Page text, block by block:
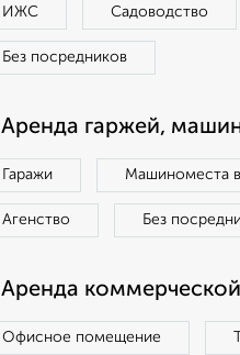
ИЖС Садоводство
Без посредников
Аренда гаржей,
Гаражи Машиноместа в
Агенство Без
Аренда
Офисное помещение